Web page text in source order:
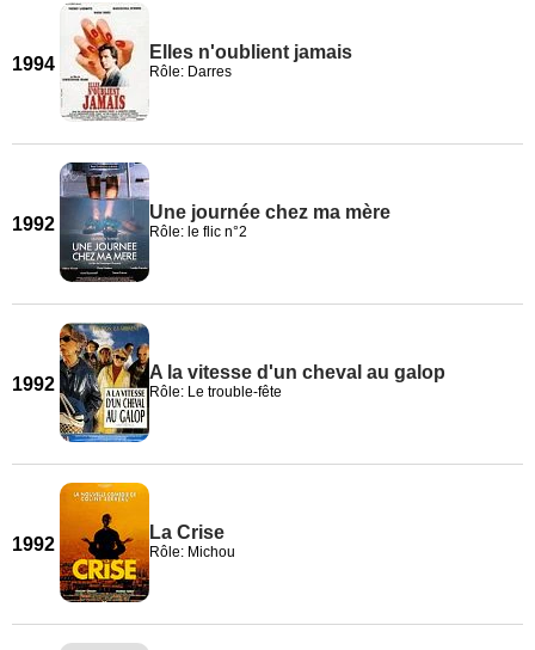
1994
Elles n'oublient jamais
Rôle: Darres
1992
Une journée chez ma mère
Rôle: le flic n°2
1992
A la vitesse d'un cheval au galop
Rôle: Le trouble-fête
1992
La Crise
Rôle: Michou